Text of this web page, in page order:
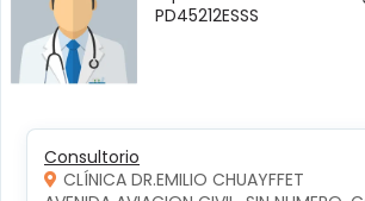
PD45212ESSS
Consultorio
CLÍNICA DR.EMILIO CHUAYFFET